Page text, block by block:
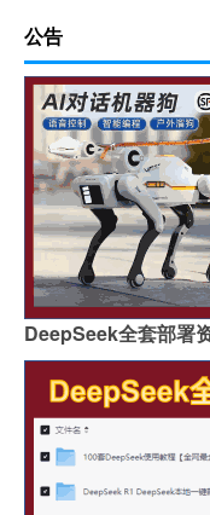
公告
DeepSeek全套部署